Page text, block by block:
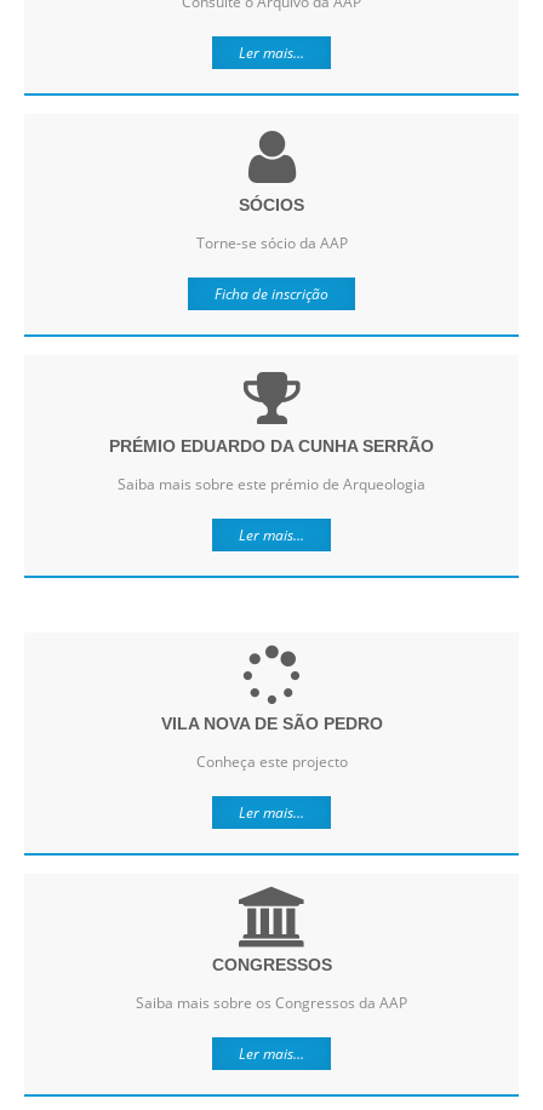
Ler mais...
SÓCIOS
Torne-se sócio da AAP
Ficha de inscrição
PRÉMIO EDUARDO DA CUNHA SERRÃO
Saiba mais sobre este prémio de Arqueologia
Ler mais...
VILA NOVA DE SÃO PEDRO
Conheça este projecto
Ler mais...
CONGRESSOS
Saiba mais sobre os Congressos da AAP
Ler mais...